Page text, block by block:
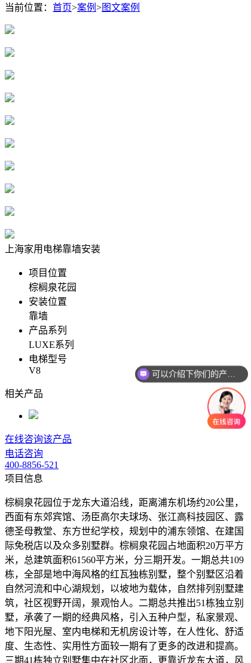
当前位置： 首页>案例 >图文案例
上海家用电梯靠墙安装
项目位置
棕榈泉花园
安装位置
靠墙
产品系列
LUXE系列
电梯型号
V8
相关产品
在线咨询该产品
电话咨询
400-8856-521
项目信息
棕榈泉花园位于龙东大道沿线，距离浦东机场约20公里，
西面有东郊宾馆、汤臣高尔夫球场、张江高科技园区、露
德圣母教堂、东方世纪学校，规划中的浦东领馆、在建国
际免税店以及众多别墅群。棕榈泉花园占地面积20万平方
米，总建筑面积61560平方米，分三期开发。一期总共109
栋，全部是地中海风格的红瓦独栋别墅，整个别墅区沿着
自然河流和中心湖规划，以坡地为载体，自然排列别墅建
筑，社区视野开阔，景观怡人。二期总共推出51栋独立别
墅，承袭了一期的经典风格，引入五种户型，私家景观、
地下阳光屋、室内电梯和无机房设计等，在人性化、舒适
度、生态性、实用性方面较一期有了更多的改进和提高。
三期41栋独立别墅集中在社区北面，更靠近龙东大道，风
可以介绍下你们的产品么